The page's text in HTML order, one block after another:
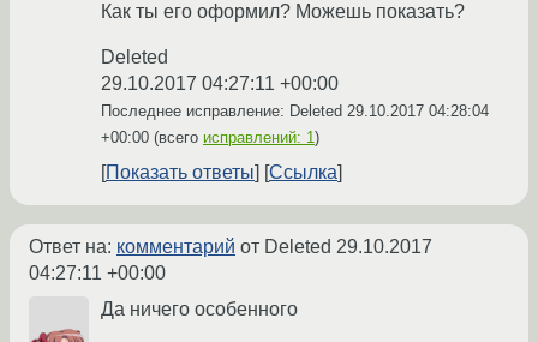
Как ты его оформил? Можешь показать?
Deleted
29.10.2017 04:27:11 +00:00
Последнее исправление: Deleted 29.10.2017 04:28:04
+00:00 (всего исправлений: 1)
Показать ответы Ссылка
Ответ на: комментарий от Deleted 29.10.2017
04:27:11 +00:00
Да ничего особенного